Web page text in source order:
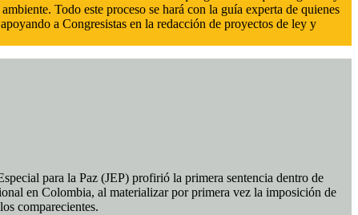
Todo este proceso se hará con la guía experta de quienes
a Congresistas en la redacción de proyectos de ley y
para la Paz (JEP) profirió la primera sentencia dentro de
en Colombia, al materializar por primera vez la imposición de
comparecientes.